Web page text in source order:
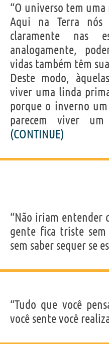
“O universo tem
Aqui na Terra nós
claramente nas
analogamente,
vidas também têm
Deste modo,
viver uma linda
porque o inverno
parecem viver
(CONTINUE)
“Não iriam entender
gente fica triste
sem saber sequer se
“Tudo que você
você sente você